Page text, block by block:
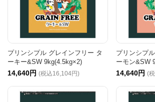
プリンシプル グレインフリー タ
ーキー&SW 9kg(4.5kg×2)
14,640円 (税込16,104円)
プリンシプ
ーモン&SW
14,640円 (